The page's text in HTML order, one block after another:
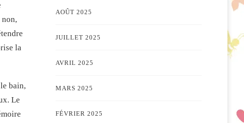
non,
la
bain,
Le
AOÛT 2025
JUILLET 2025
AVRIL 2025
MARS 2025
FÉVRIER 2025